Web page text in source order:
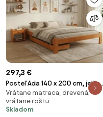
297,3 €
Posteľ Ada 140 x 200 cm, jelša
Rošt: S latkovým roštom,
Matrac: Matrac SOMMERA 18
cm
Vrátane matraca, drevená,
vrátane roštu
Skladom